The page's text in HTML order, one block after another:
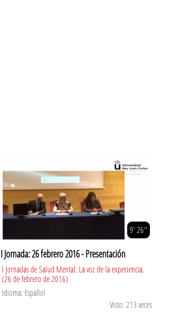
9' 26''
I Jornada: 26 febrero 2016 - Presentación
I Jornadas de Salud Mental: La voz de la experiencia.
(26 de febrero de 2016)
Idioma: Español
Visto: 213 veces